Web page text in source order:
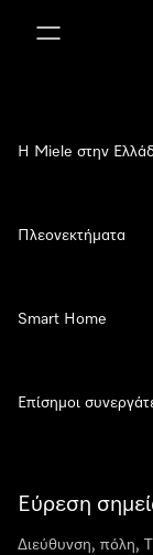
Εύρεση
Η Miele στην
Πλεονεκτήματα
Smart Home
Επίσημοι